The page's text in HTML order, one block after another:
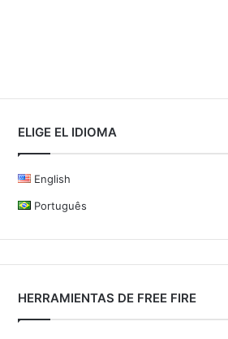
ELIGE EL IDIOMA
English
Português
HERRAMIENTAS DE FREE FIRE